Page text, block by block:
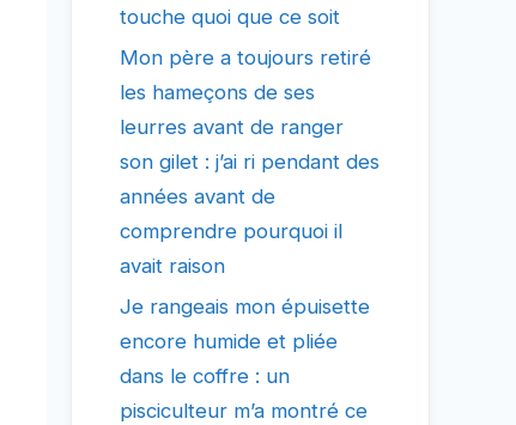
touche quoi que ce soit
Mon père a toujours retiré
les hameçons de ses
leurres avant de ranger
son gilet : j’ai ri pendant des
années avant de
comprendre pourquoi il
avait raison
Je rangeais mon épuisette
encore humide et pliée
dans le coffre : un
pisciculteur m’a montré ce